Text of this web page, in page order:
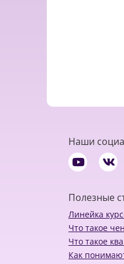
Наши
Полезные
Линейка
Что такое
Что такое
Как